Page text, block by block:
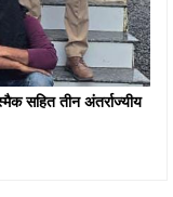
सहित तीन अंतर्राज्यीय